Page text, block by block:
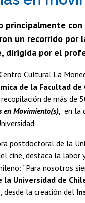
principalmente
un recorrido por
dirigida por el
Cultural La
de la Facultad de
de más de
en Movimiento(s) , en
postdoctoral de la
cine, destaca la labor
“Para nosotros
la Universidad de
, desde la creación del